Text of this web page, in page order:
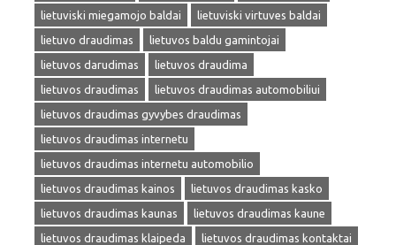
lietuviski miegamojo baldai
lietuviski virtuves baldai
lietuvo draudimas
lietuvos baldu gamintojai
lietuvos darudimas
lietuvos draudima
lietuvos draudimas
lietuvos draudimas automobiliui
lietuvos draudimas gyvybes draudimas
lietuvos draudimas internetu
lietuvos draudimas internetu automobilio
lietuvos draudimas kainos
lietuvos draudimas kasko
lietuvos draudimas kaunas
lietuvos draudimas kaune
lietuvos draudimas klaipeda
lietuvos draudimas kontaktai